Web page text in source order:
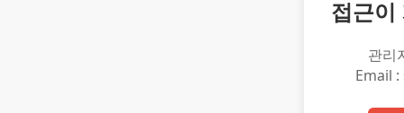
접근이
관리
Email